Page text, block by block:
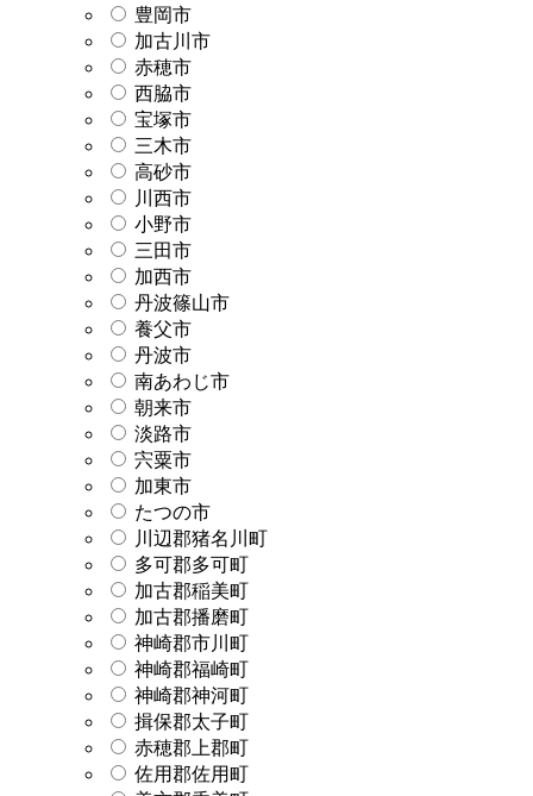
豊岡市
加古川市
赤穂市
西脇市
宝塚市
三木市
高砂市
川西市
小野市
三田市
加西市
丹波篠山市
養父市
丹波市
南あわじ市
朝来市
淡路市
宍粟市
加東市
たつの市
川辺郡猪名川町
多可郡多可町
加古郡稲美町
加古郡播磨町
神崎郡市川町
神崎郡福崎町
神崎郡神河町
揖保郡太子町
赤穂郡上郡町
佐用郡佐用町